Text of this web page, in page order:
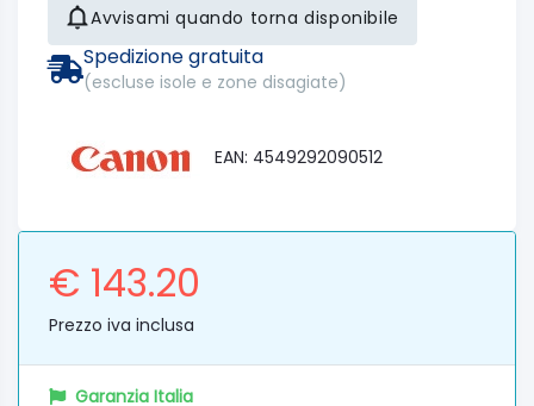
Avvisami quando torna disponibile
Spedizione gratuita
(escluse isole e zone disagiate)
EAN: 4549292090512
€ 143.20
Prezzo iva inclusa
Garanzia Italia